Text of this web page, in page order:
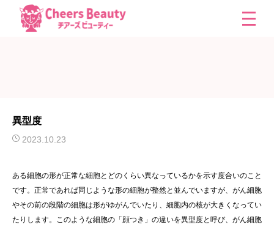
異型度
2023.10.23
ある細胞の形が正常な細胞とどのくらい異なっているかを示す度合いのこと
です。正常であれば同じような形の細胞が整然と並んでいますが、がん細胞
やその前の段階の細胞は形がゆがんでいたり、細胞内の核が大きくなってい
たりします。このような細胞の「顔つき」の違いを異型度と呼び、がん細胞